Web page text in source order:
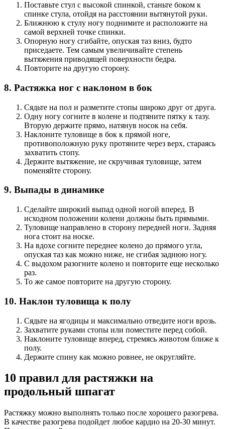
Поставьте стул с высокой спинкой, станьте боком к
спинке стула, отойдя на расстоянии вытянутой руки.
Ближнюю к стулу ногу поднимите и расположите на
самой верхней точке спинки.
Опорную ногу сгибайте, опуская таз вниз, будто
приседаете. Тем самым увеличивайте степень
вытяжения приводящей поверхности бедра.
Повторите на другую сторону.
8. Растяжка ног с наклоном в бок
Сядьте на пол и разметите стопы широко друг от друга.
Одну ногу согните в колене и подтяните пятку к тазу.
Вторую держите прямо, натянув носок на себя.
Наклоните туловище в бок к прямой ноге,
противоположную руку протяните через верх, стараясь
захватить стопу.
Держите вытяжение, не скручивая туловище, затем
поменяйте сторону.
9. Выпады в динамике
Сделайте широкий выпад одной ногой вперед. В
исходном положении колени должны быть прямыми.
Туловище направлено в сторону передней ноги. Задняя
нога стоит на носке.
На вдохе согните переднее колено до прямого угла,
опуская таз как можно ниже, не сгибая заднюю ногу.
С выдохом разогните колено и повторите еще несколько
раз.
То же самое повторите на другую сторону.
10. Наклон туловища к полу
Сядьте на ягодицы и максимально отведите ноги врозь.
Захватите руками стопы или поместите перед собой.
Наклоните туловище вперед, стремясь животом ближе к
полу.
Держите спину как можно ровнее, не округляйте.
10 правил для растяжки на
продольный шпагат
Растяжку можно выполнять только после хорошего разогрева.
В качестве разогрева подойдет любое кардио на 20-30 минут.